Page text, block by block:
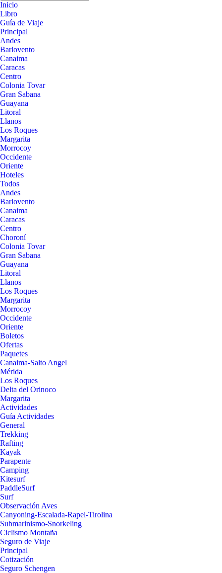
Inicio
Libro
Guía de Viaje
Principal
Andes
Barlovento
Canaima
Caracas
Centro
Colonia Tovar
Gran Sabana
Guayana
Litoral
Llanos
Los Roques
Margarita
Morrocoy
Occidente
Oriente
Hoteles
Todos
Andes
Barlovento
Canaima
Caracas
Centro
Choroní
Colonia Tovar
Gran Sabana
Guayana
Litoral
Llanos
Los Roques
Margarita
Morrocoy
Occidente
Oriente
Boletos
Ofertas
Paquetes
Canaima-Salto Angel
Mérida
Los Roques
Delta del Orinoco
Margarita
Actividades
Guía Actividades
General
Trekking
Rafting
Kayak
Parapente
Camping
Kitesurf
PaddleSurf
Surf
Observación Aves
Canyoning-Escalada-Rapel-Tirolina
Submarinismo-Snorkeling
Ciclismo Montaña
Seguro de Viaje
Principal
Cotización
Seguro Schengen